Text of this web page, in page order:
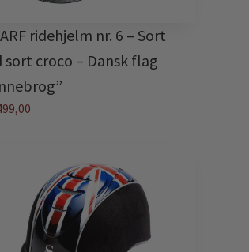
ridehjelm nr. 6 – Sort
sort croco – Dansk flag